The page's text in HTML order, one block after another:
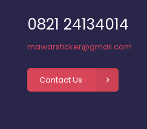
0821 24134014
mawarsticker@gmail.com
Contact Us